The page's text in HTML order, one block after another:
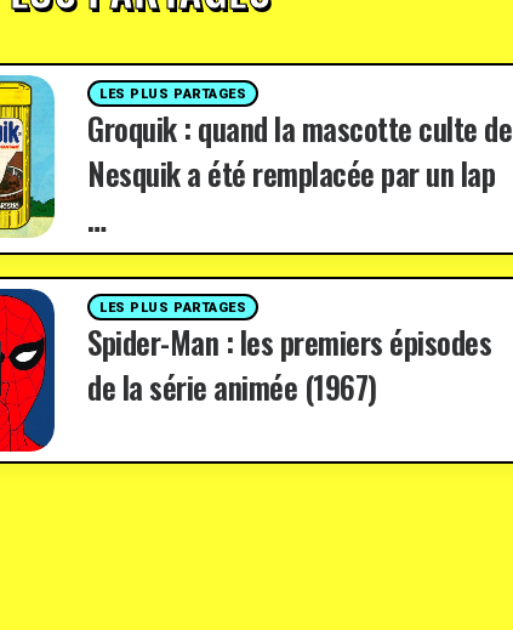
LES PLUS PARTAGES
Groquik : quand la mascotte culte de
Nesquik a été remplacée par un lap
…
LES PLUS PARTAGES
Spider-Man : les premiers épisodes
de la série animée (1967)